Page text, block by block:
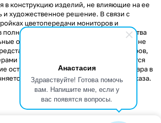
Анастасия
Здравствуйте! Готова помочь
вам. Напишите мне, если у
вас появятся вопросы.
в конструкцию изделий, не влияющие на ее
и художественное решение. В связи с
цветопередачи мониторов и
мере передать некоторые свойства
оттенки и текстуры продукции могут не
на сайте. Стоимость товаров,
"Скидка!" и "Акция!" распространяется
остатки. Стоимость заказа данного товара в
у менеджера при оформлении заказа.